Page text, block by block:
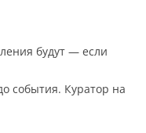
будут — если
события. Куратор на